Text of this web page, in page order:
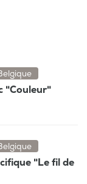
"Couleur"
"Le fil de